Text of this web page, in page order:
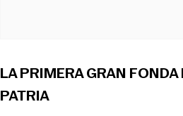
LA PRIMERA GRAN FONDA
PATRIA